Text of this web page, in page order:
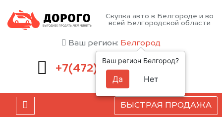
Скупка авто в Белгороде и во
всей Белгородской области
Ваш регион: Белгород
+7(472) 220-54-52
БЫСТРАЯ ПРОДАЖА
Ваш регион Белгород?
Да Нет